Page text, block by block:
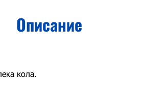
Описание
кола.